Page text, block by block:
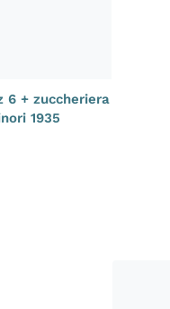
6 + zuccheriera
1935